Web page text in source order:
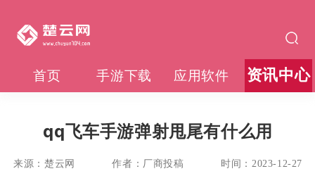
首页 手游下载 应用软件 资讯中心
qq飞车手游弹射甩尾有什么用
来源： 楚云网 作者： 厂商投稿 时间： 2023-12-27